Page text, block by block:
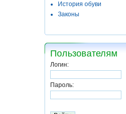
История обуви
Законы
Пользователям
Логин:
Пароль: